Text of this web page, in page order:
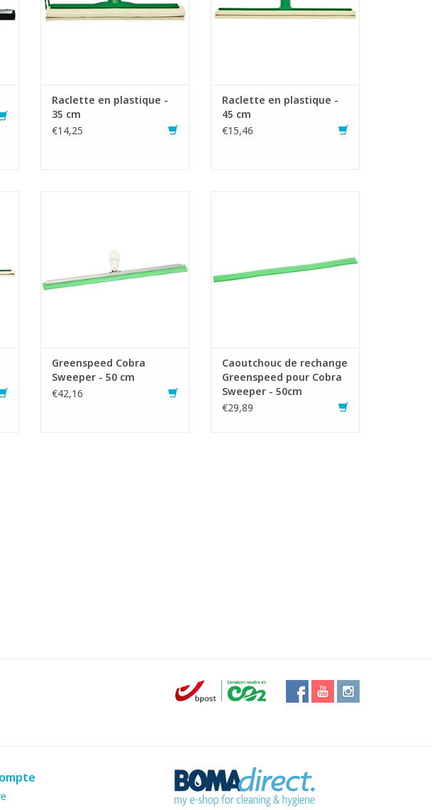
AJOUTER AU PANIER
Raclette en plastique -
35 cm
€14,25
AJOUTER AU PANIER
Raclette en plastique -
45 cm
€15,46
tous les endroits avec des
normes d'hygiène élevées.
Greenspeed Cobra
Sweeper - 50 cm
€42,16
Caoutchouc de rechange
Greenspeed pour Cobra
Sweeper - 50cm
€29,89